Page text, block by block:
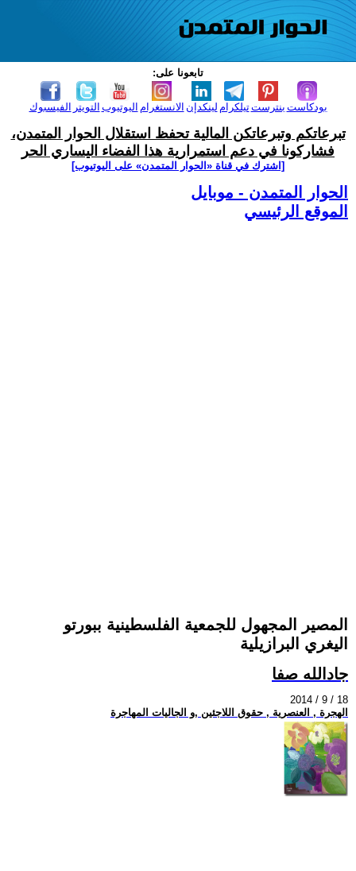
تابعونا على:
الفيسبوك التويتر اليوتيوب الانستغرام لينكدإن تيلكرامبنترست بودكاست
تبرعاتكم وتبرعاتكن المالية تحفظ استقلال الحوار المتمدن،
فشاركونا في دعم استمرارية هذا الفضاء اليساري الحر
[اشترك في قناة ‫«الحوار المتمدن» على اليوتيوب]
الحوار المتمدن - موبايل
الموقع الرئيسي
المصير المجهول للجمعية الفلسطينية ببورتو
اليغري البرازيلية
جادالله صفا
2014 / 9 / 18
الهجرة , العنصرية , حقوق اللاجئين ,و الجاليات المهاجرة